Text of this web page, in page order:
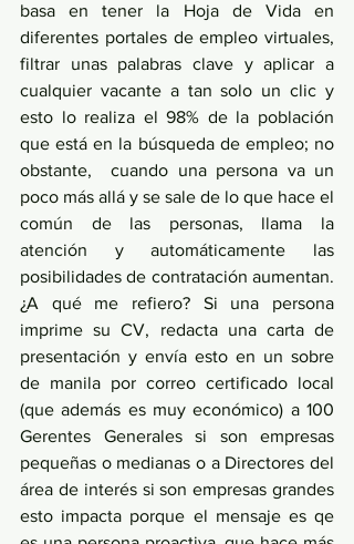
basa en tener la Hoja de Vida en
diferentes portales de empleo virtuales,
filtrar unas palabras clave y aplicar a
cualquier vacante a tan solo un clic y
esto lo realiza el 98% de la población
que está en la búsqueda de empleo; no
obstante,  cuando una persona va un
poco más allá y se sale de lo que hace el
común de las personas, llama la
atención y automáticamente las
posibilidades de contratación aumentan.
¿A qué me refiero? Si una persona
imprime su CV, redacta una carta de
presentación y envía esto en un sobre
de manila por correo certificado local
(que además es muy económico) a 100
Gerentes Generales si son empresas
pequeñas o medianas o a Directores del
área de interés si son empresas grandes
esto impacta porque el mensaje es qe